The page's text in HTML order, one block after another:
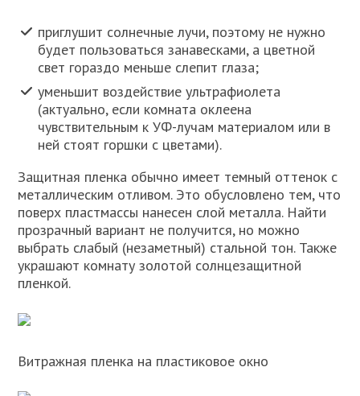
приглушит солнечные лучи, поэтому не нужно
будет пользоваться занавесками, а цветной
свет гораздо меньше слепит глаза;
уменьшит воздействие ультрафиолета
(актуально, если комната оклеена
чувствительным к УФ-лучам материалом или в
ней стоят горшки с цветами).
Защитная пленка обычно имеет темный оттенок с
металлическим отливом. Это обусловлено тем, что
поверх пластмассы нанесен слой металла. Найти
прозрачный вариант не получится, но можно
выбрать слабый (незаметный) стальной тон. Также
украшают комнату золотой солнцезащитной
пленкой.
Витражная пленка на пластиковое окно